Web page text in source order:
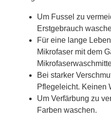
Um Fussel zu
Erstgebrauch
Für eine lange
Mikrofaser mit dem
Bei starker
Pflegeleicht. Keinen
Um Verfärbung zu
Farben waschen.